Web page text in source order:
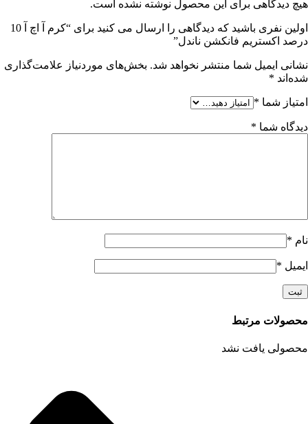
هیچ دیدگاهی برای این محصول نوشته نشده است.
اولین نفری باشید که دیدگاهی را ارسال می کنید برای “کرم آ اچ آ 10
درصد اکستریم فانکشن ناندل”
نشانی ایمیل شما منتشر نخواهد شد. بخش‌های موردنیاز علامت‌گذاری
شده‌اند *
امتیاز شما *
دیدگاه شما *
نام *
ایمیل *
محصولات مرتبط
محصولی یافت نشد